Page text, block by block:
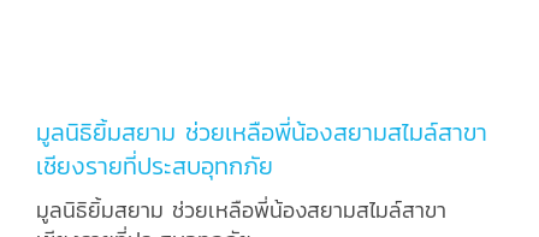
มูลนิธิยิ้มสยาม ช่วยเหลือพี่น้องสยามสไมล์สาขา
เชียงรายที่ประสบอุทกภัย
มูลนิธิยิ้มสยาม ช่วยเหลือพี่น้องสยามสไมล์สาขา